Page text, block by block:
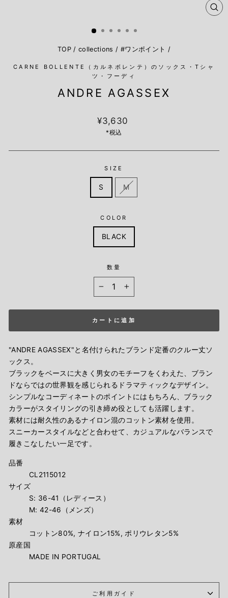
閉
TOP / collections / #ワンポイント /
CARNE BOLLENTE（カルネボレンテ）のソックス・Tシャ
ツ・フーディ
ANDRE AGASSEX
定
¥3,630
*税込
SIZE
S M
COLOR
BLACK
数量
+
カートに追加
"ANDRE AGASSEX"と名付けられたブランド定番のクルー丈ソ
ックス。
ブラックをベースに大きく男女のモチーフをくわえた、ブラン
ドならではの世界観を感じられるドラマティックなデザイン。
シンプルなコーディネートのポイントにはもちろん、ブラック
カラーがスタイリングの引き締め役としても活躍します。
素材には耐久性のあるナイロン混のコットン素材を使用。
スニーカースタイルなどと合わせて、カジュアルなバランスで
履きこなしたい一足です。
品番
CL2115012
サイズ
S: 36-41（レディース）
M: 42-46（メンズ）
素材
コットン80%, ナイロン15%, ポリウレタン5%
原産国
MADE IN PORTUGAL
ご利用ガイド